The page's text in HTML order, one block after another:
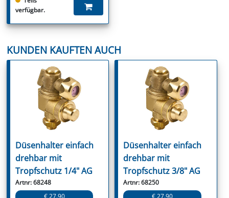
verfügbar.
KUNDEN KAUFTEN AUCH
Düsenhalter einfach
drehbar mit
Tropfschutz 1/4" AG
Artnr: 68248
€ 27.90
Düsenhalter einfach
drehbar mit
Tropfschutz 3/8" AG
Artnr: 68250
€ 27.90